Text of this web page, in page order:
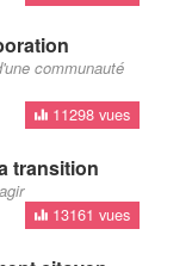
communauté
11298 vues
transition
13161 vues